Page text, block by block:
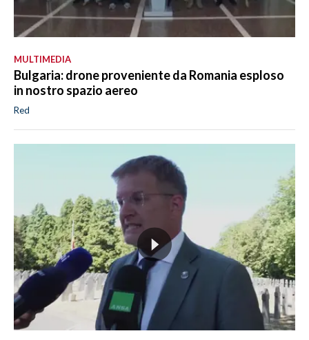
MULTIMEDIA
Bulgaria: drone proveniente da Romania esploso
in nostro spazio aereo
Red